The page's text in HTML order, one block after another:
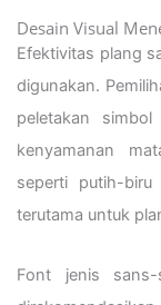
Desain Visual
Efektivitas plang
digunakan.
peletakan
kenyamanan
seperti putih-
terutama untuk
Font jenis